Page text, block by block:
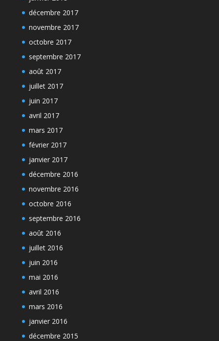
décembre 2017
novembre 2017
octobre 2017
septembre 2017
août 2017
juillet 2017
juin 2017
avril 2017
mars 2017
février 2017
janvier 2017
décembre 2016
novembre 2016
octobre 2016
septembre 2016
août 2016
juillet 2016
juin 2016
mai 2016
avril 2016
mars 2016
janvier 2016
décembre 2015